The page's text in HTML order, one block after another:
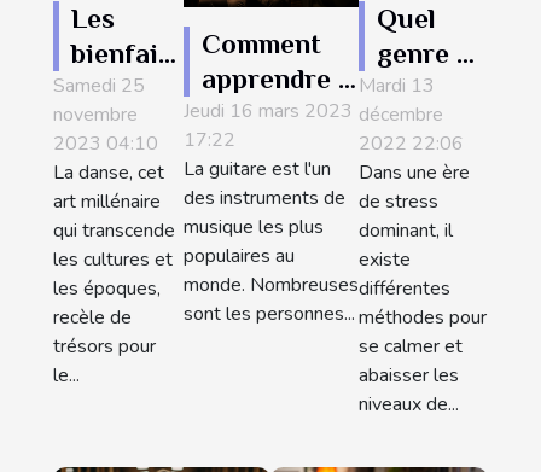
Les
bienfaits
de la
danse
sur la
santé
physique
et
mentale
Samedi 25
novembre
2023 04:10
La danse, cet
art millénaire
qui transcende
les cultures et
les époques,
recèle de
trésors pour
le...
Comment
apprendre à
jouer à la
guitare
rapidement?
Jeudi 16 mars 2023
17:22
La guitare est l'un
des instruments de
musique les plus
populaires au
monde. Nombreuses
sont les personnes...
Quel
genre de
musique
écouter
pour se
détendre
?
Mardi 13
décembre
2022 22:06
Dans une ère
de stress
dominant, il
existe
différentes
méthodes pour
se calmer et
abaisser les
niveaux de...